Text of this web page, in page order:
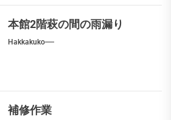
本館2階萩の間の雨漏り
Hakkakuko
補修作業